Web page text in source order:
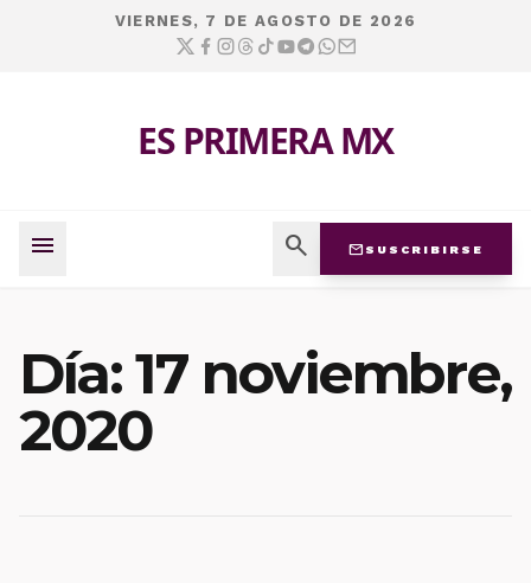
VIERNES, 7 DE AGOSTO DE 2026
ES PRIMERA MX
menu search mail SUSCRIBIRSE
Día:17 noviembre,
2020